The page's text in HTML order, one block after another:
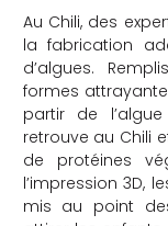
Au Chili, des
la fabrication
d’algues.
formes
partir de
retrouve au Chili
de protéines
l’impression 3D,
mis au point